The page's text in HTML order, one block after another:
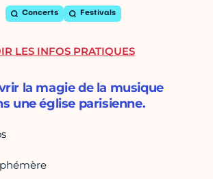
Concerts Festivals
la magie de la musique
une église parisienne.
LES INFOS PRATIQUES